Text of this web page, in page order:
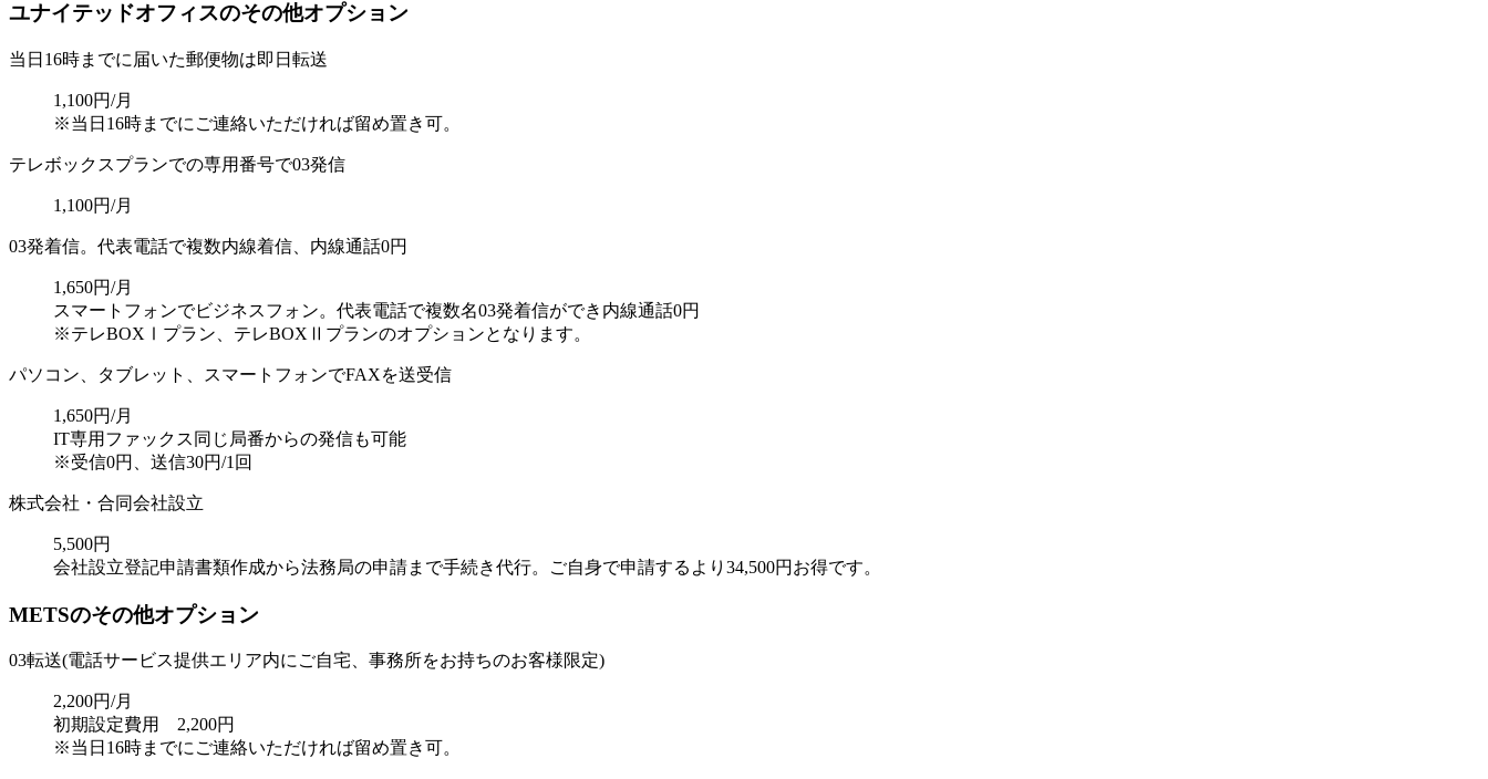
ユナイテッドオフィスのその他オプション
当日16時までに届いた郵便物は即日転送
1,100円/月
※当日16時までにご連絡いただければ留め置き可。
テレボックスプランでの専用番号で03発信
1,100円/月
03発着信。代表電話で複数内線着信、内線通話0円
1,650円/月
スマートフォンでビジネスフォン。代表電話で複数名03発着信ができ内線通話0円
※テレBOXⅠプラン、テレBOXⅡプランのオプションとなります。
パソコン、タブレット、スマートフォンでFAXを送受信
1,650円/月
IT専用ファックス同じ局番からの発信も可能
※受信0円、送信30円/1回
株式会社・合同会社設立
5,500円
会社設立登記申請書類作成から法務局の申請まで手続き代行。ご自身で申請するより34,500円お得です。
METSのその他オプション
03転送(電話サービス提供エリア内にご自宅、事務所をお持ちのお客様限定)
2,200円/月
初期設定費用 2,200円
※当日16時までにご連絡いただければ留め置き可。